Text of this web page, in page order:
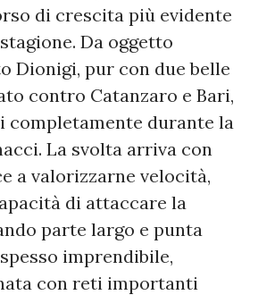
di crescita più evidente
Da oggetto
Dionigi, pur con due belle
contro Catanzaro e Bari,
completamente durante la
La svolta arriva con
a valorizzarne velocità,
di attaccare la
parte largo e punta
imprendibile,
con reti importanti